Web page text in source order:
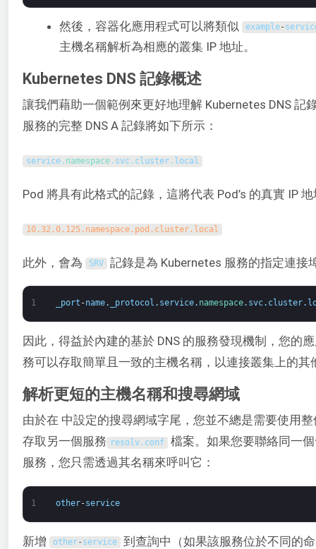
然後，容器化應用程式可以將類似 example-
主機名稱解析為相應的叢集 IP 地址。
Kubernetes DNS 記錄概述
讓我們藉助一個範例來更好地理解 Kubernetes DNS 記
服務的完整 DNS A 記錄將如下所示：
service. namespace. svc . cluster. local
Pod 將具有此格式的記錄，這將代表 Pod’s 的真實 IP
10.32.0.125.namespace.pod.cluster.local
此外，會為 SRV 記錄是為 Kubernetes 服務的指定連接
1 _port -name. _protocol . service. namespace. svc. cluster.
因此，得益於內建的基於 DNS 的服務發現機制，您的
務可以存取簡單且一致的主機名稱，以連接叢集上的其
解析更短的主機名稱和搜尋網域
由於在 中設定的搜尋網域字尾，您並不總是需要使用
存取另一個服務 resolv. conf 檔案。如果您要聯絡同一
服務，您只需透過其名稱來呼叫它：
1 other-service
新增 other- service 到查詢中（如果該服務位於不同的